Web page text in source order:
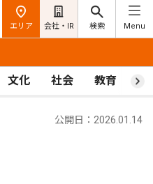
エリア 会社・IR 検索 Menu
文化 社会 教育 ス
公開日：2026.01.14